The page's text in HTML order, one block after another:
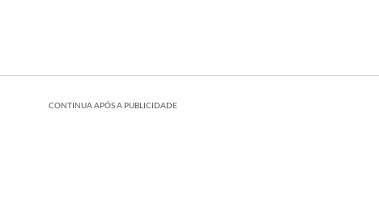
CONTINUA APÓS A PUBLICIDADE